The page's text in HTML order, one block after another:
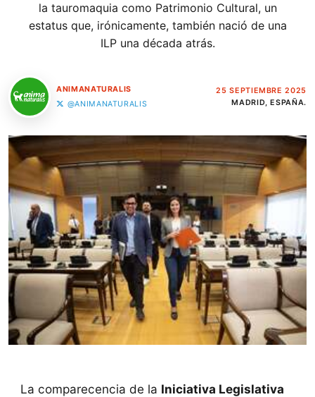
la tauromaquia como Patrimonio Cultural, un
estatus que, irónicamente, también nació de una
ILP una década atrás.
ANIMANATURALIS
@ANIMANATURALIS
25 SEPTIEMBRE 2025
MADRID, ESPAÑA.
La comparecencia de la Iniciativa Legislativa